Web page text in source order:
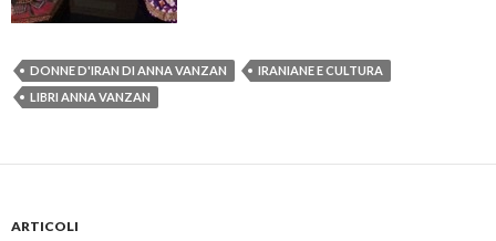
DONNE D'IRAN DI ANNA VANZAN
IRANIANE E CULTURA
LIBRI ANNA VANZAN
ARTICOLI